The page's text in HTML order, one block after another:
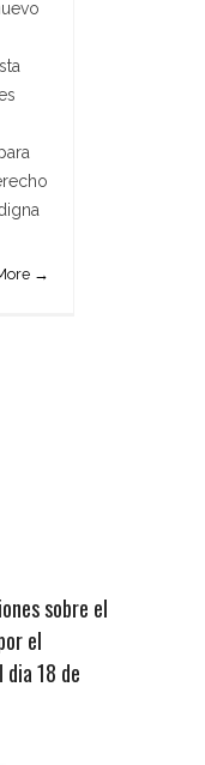
→
sobre el
el
dia 18 de